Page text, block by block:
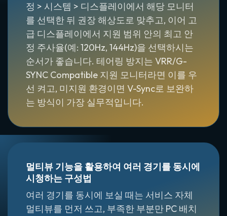
정 > 시스템 > 디스플레이에서 해당 모니터
를 선택한 뒤 권장 해상도로 맞추고, 이어 고
급 디스플레이에서 지원 범위 안의 최고 안
정 주사율(예: 120Hz, 144Hz)을 선택하시는
순서가 좋습니다. 테어링 방지는 VRR/G-
SYNC Compatible 지원 모니터라면 이를 우
선 켜고, 미지원 환경이면 V-Sync로 보완하
는 방식이 가장 실무적입니다.
멀티뷰 기능을 활용하여 여러 경기를 동시에
시청하는 구성법
여러 경기를 동시에 보실 때는 서비스 자체
멀티뷰를 먼저 쓰고, 부족한 부분만 PC 배치